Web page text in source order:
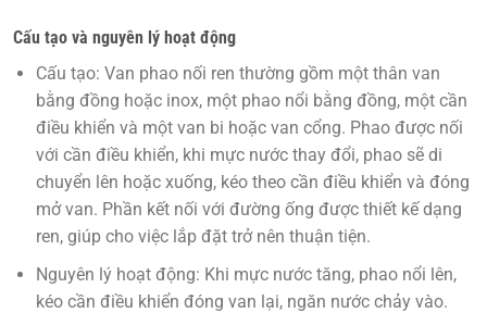
Cấu tạo và nguyên lý hoạt động
Cấu tạo: Van phao nối ren thường gồm một thân van
bằng đồng hoặc inox, một phao nổi bằng đồng, một cần
điều khiển và một van bi hoặc van cổng. Phao được nối
với cần điều khiển, khi mực nước thay đổi, phao sẽ di
chuyển lên hoặc xuống, kéo theo cần điều khiển và đóng
mở van. Phần kết nối với đường ống được thiết kế dạng
ren, giúp cho việc lắp đặt trở nên thuận tiện.
Nguyên lý hoạt động: Khi mực nước tăng, phao nổi lên,
kéo cần điều khiển đóng van lại, ngăn nước chảy vào.